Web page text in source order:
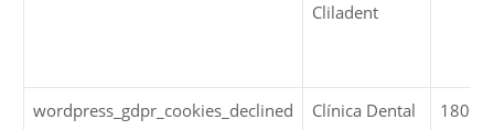
Cliladent
wordpress_gdpr_cookies_declined
Clínica Dental
180